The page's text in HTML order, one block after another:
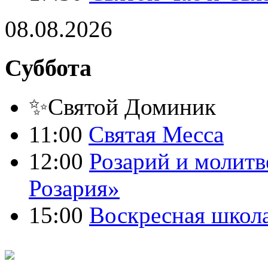
08.08.2026
Суббота
✨Святой Доминик
11:00 Святая Месса
12:00 Розарий и
Розария»
15:00 Воскресная